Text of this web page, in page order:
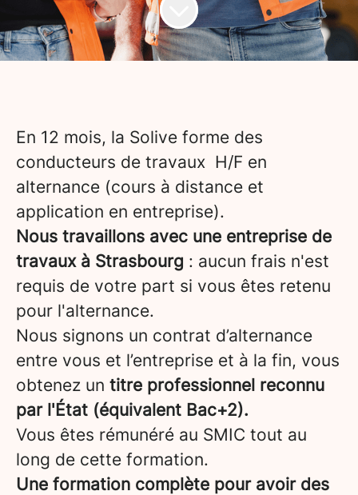
En 12 mois, la Solive forme des
conducteurs de travaux H/F en
alternance (cours à distance et
application en entreprise).
Nous travaillons avec une entreprise de
travaux à Strasbourg : aucun frais n'est
requis de votre part si vous êtes retenu
pour l'alternance.
Nous signons un contrat d’alternance
entre vous et l’entreprise et à la fin, vous
obtenez un titre professionnel reconnu
par l'État (équivalent Bac+2).
Vous êtes rémunéré au SMIC tout au
long de cette formation.
Une formation complète pour avoir des